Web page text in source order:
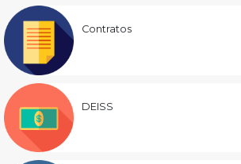
Contratos
DEISS